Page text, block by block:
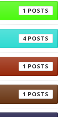
1
4
1
1